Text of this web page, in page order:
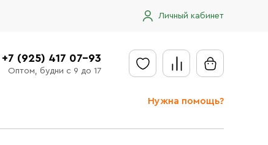
Личный кабинет
+7 (925) 417 07-93
Оптом, будни с 9 до 17
Нужна помощь?
Отправить заявку